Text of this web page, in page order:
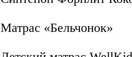
Матрас «Бельчонок»